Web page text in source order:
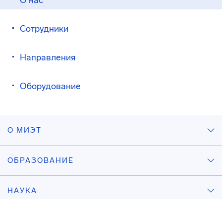
Сотрудники
Направления
Оборудование
О МИЭТ
ОБРАЗОВАНИЕ
НАУКА